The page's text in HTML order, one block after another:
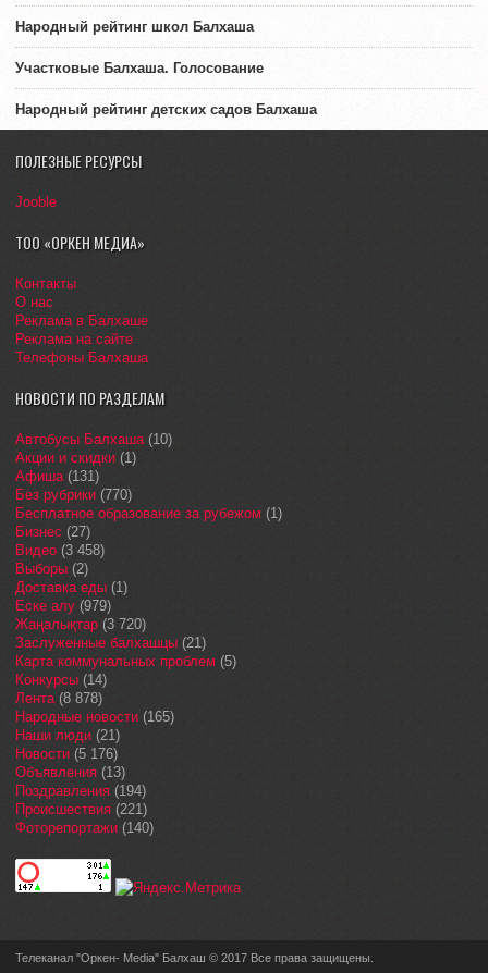
Народный рейтинг школ Балхаша
Участковые Балхаша. Голосование
Народный рейтинг детских садов Балхаша
ПОЛЕЗНЫЕ РЕСУРСЫ
Jooble
ТОО «ОРКЕН МЕДИА»
Контакты
О нас
Реклама в Балхаше
Реклама на сайте
Телефоны Балхаша
НОВОСТИ ПО РАЗДЕЛАМ
Автобусы Балхаша (10)
Акции и скидки (1)
Афиша (131)
Без рубрики (770)
Бесплатное образование за рубежом (1)
Бизнес (27)
Видео (3 458)
Выборы (2)
Доставка еды (1)
Еске алу (979)
Жаңалықтар (3 720)
Заслуженные балхашцы (21)
Карта коммунальных проблем (5)
Конкурсы (14)
Лента (8 878)
Народные новости (165)
Наши люди (21)
Новости (5 176)
Объявления (13)
Поздравления (194)
Происшествия (221)
Фоторепортажи (140)
Телеканал "Оркен- Media" Балхаш © 2017 Все права защищены.